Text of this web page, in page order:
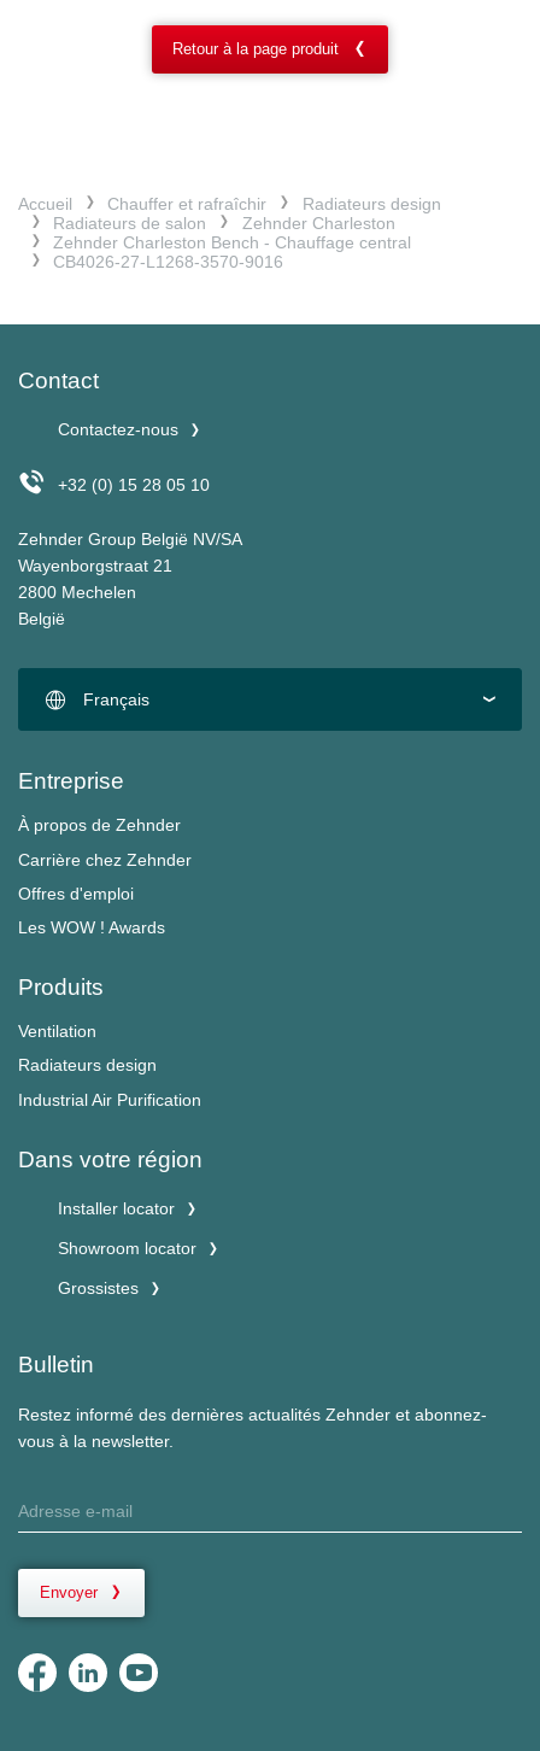
Retour à la page produit
Accueil Chauffer et rafraîchir
Radiateurs design
Radiateurs de salon
Zehnder Charleston
Zehnder Charleston Bench - Chauffage central
CB4026-27-L1268-3570-9016
Contact
Contactez-nous
+32 (0) 15 28 05 10
Zehnder Group België NV/SA
Wayenborgstraat 21
2800 Mechelen
België
Français
Entreprise
À propos de Zehnder
Carrière chez Zehnder
Offres d'emploi
Les WOW ! Awards
Produits
Ventilation
Radiateurs design
Industrial Air Purification
Dans votre région
Installer locator
Showroom locator
Grossistes
Bulletin
Restez informé des dernières actualités Zehnder et abonnez-
vous à la newsletter.
Envoyer